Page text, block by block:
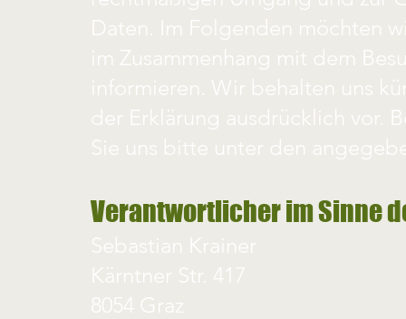
Daten. Im Folgenden möchten
im Zusammenhang mit dem
informieren. Wir behalten uns
der Erklärung ausdrücklich vor.
Sie uns bitte unter den
Verantwortlicher im Sinne
Sebastian Krainer
Kärntner Str. 417
8054 Graz